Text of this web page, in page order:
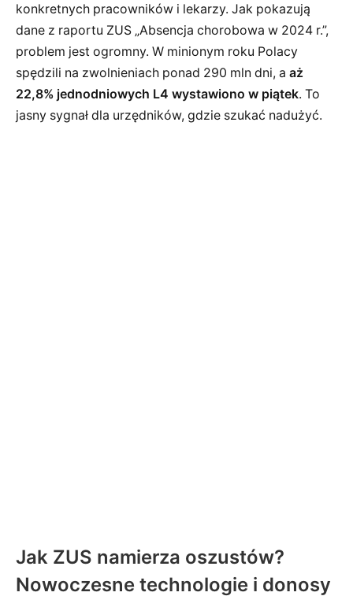
konkretnych pracowników i lekarzy. Jak pokazują
dane z raportu ZUS „Absencja chorobowa w 2024 r.”,
problem jest ogromny. W minionym roku Polacy
spędzili na zwolnieniach ponad 290 mln dni, a aż
22,8% jednodniowych L4 wystawiono w piątek. To
jasny sygnał dla urzędników, gdzie szukać nadużyć.
Jak ZUS namierza oszustów?
Nowoczesne technologie i donosy